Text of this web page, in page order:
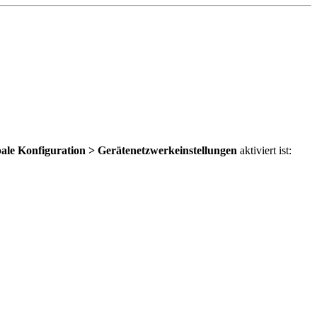
Konfiguration > Gerätenetzwerkeinstellungen aktiviert ist: